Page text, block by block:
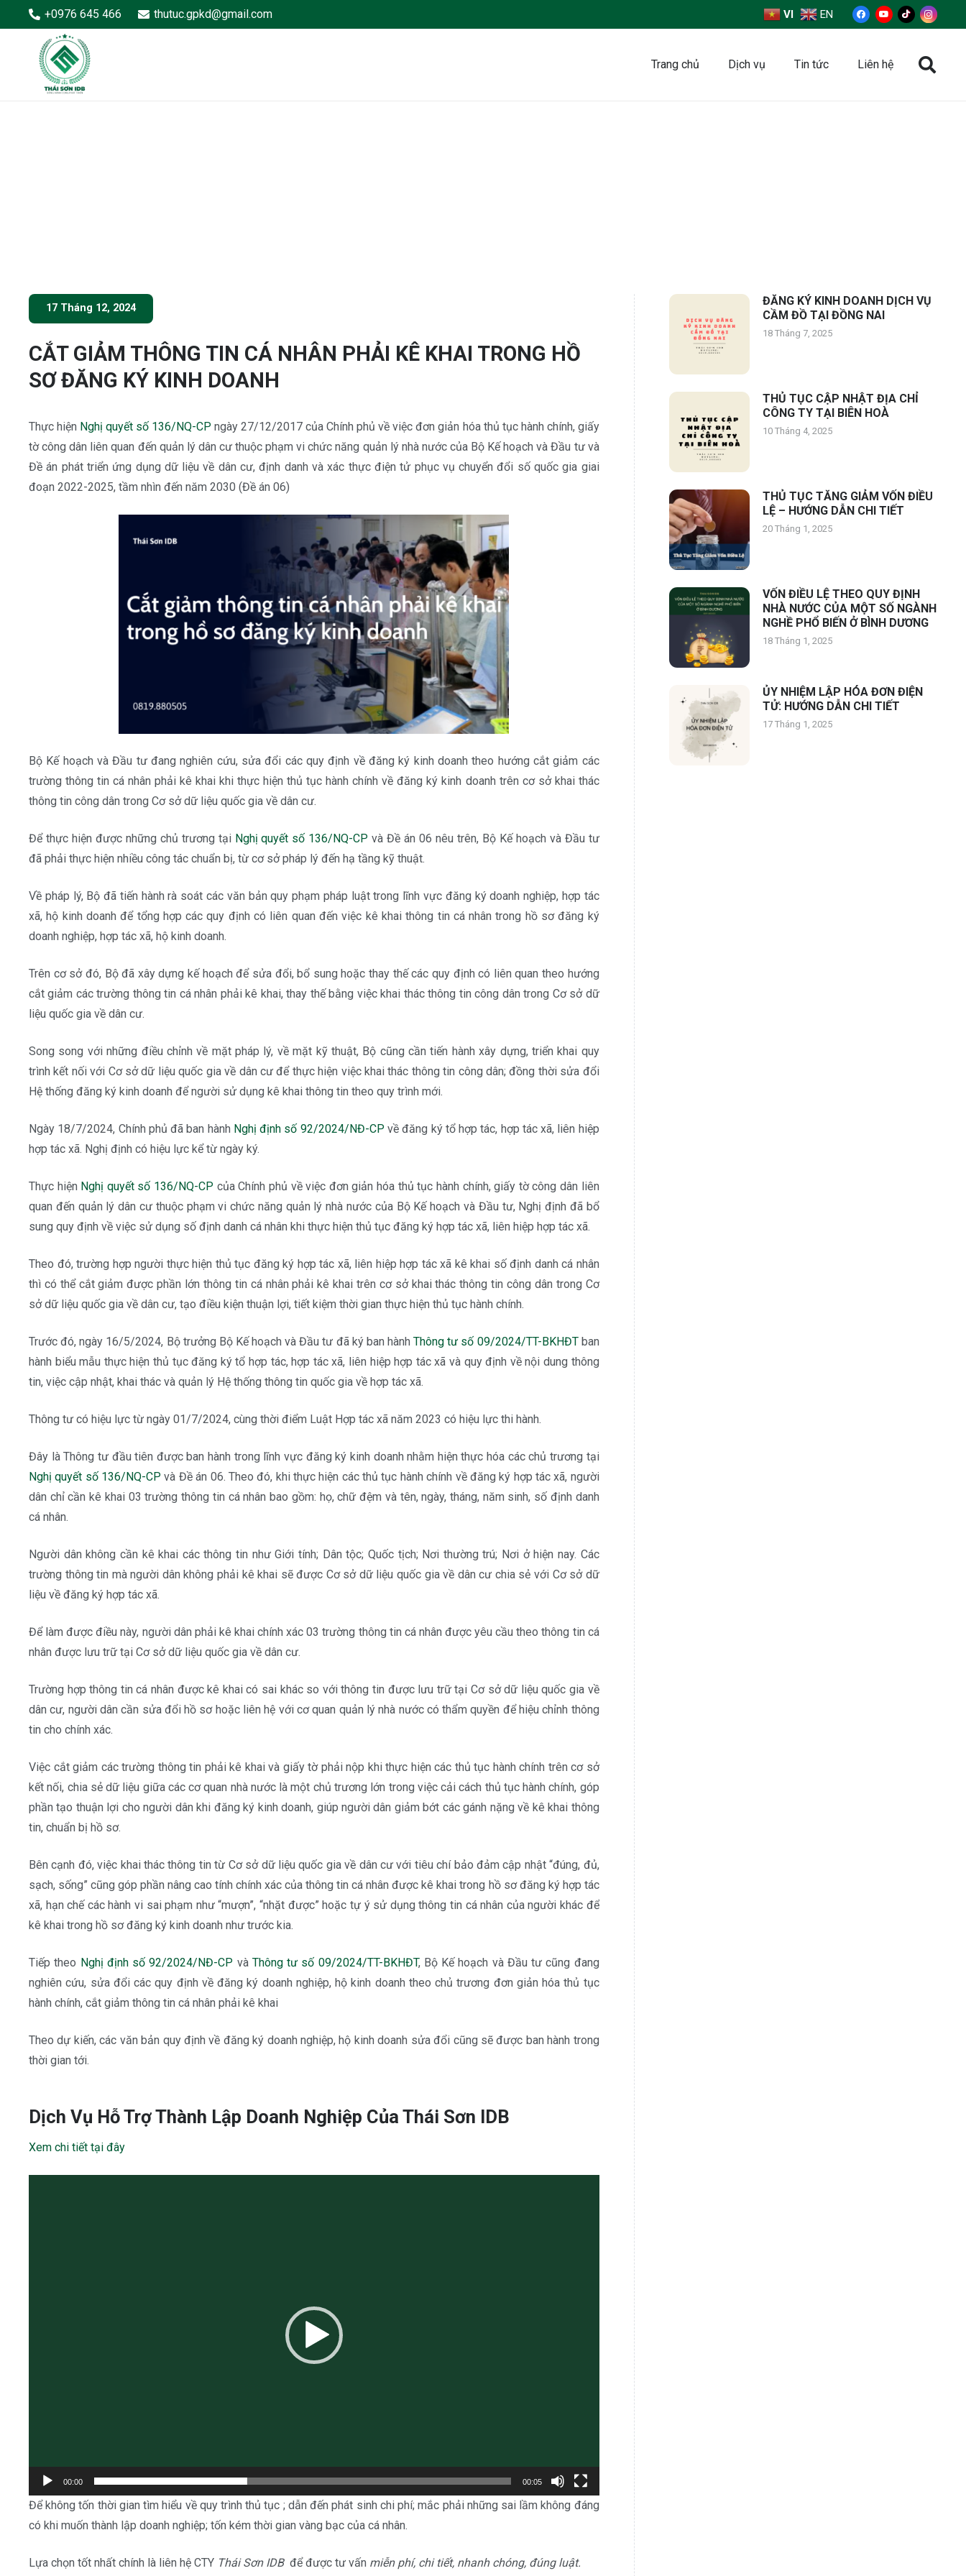
+0976 645 466 thutuc.gpkd@gmail.com VI EN
Trang chủ Dịch vụ Tin tức Liên hệ
17 Tháng 12, 2024
CẮT GIẢM THÔNG TIN CÁ NHÂN PHẢI KÊ KHAI TRONG HỒ
SƠ ĐĂNG KÝ KINH DOANH
Thực hiện Nghị quyết số 136/NQ-CP ngày 27/12/2017 của Chính phủ về việc đơn giản hóa thủ tục hành chính, giấy
tờ công dân liên quan đến quản lý dân cư thuộc phạm vi chức năng quản lý nhà nước của Bộ Kế hoạch và Đầu tư và
Đề án phát triển ứng dụng dữ liệu về dân cư, định danh và xác thực điện tử phục vụ chuyển đổi số quốc gia giai
đoạn 2022-2025, tầm nhìn đến năm 2030 (Đề án 06)
Bộ Kế hoạch và Đầu tư đang nghiên cứu, sửa đổi các quy định về đăng ký kinh doanh theo hướng cắt giảm các
trường thông tin cá nhân phải kê khai khi thực hiện thủ tục hành chính về đăng ký kinh doanh trên cơ sở khai thác
thông tin công dân trong Cơ sở dữ liệu quốc gia về dân cư.
Để thực hiện được những chủ trương tại Nghị quyết số 136/NQ-CP và Đề án 06 nêu trên, Bộ Kế hoạch và Đầu tư
đã phải thực hiện nhiều công tác chuẩn bị, từ cơ sở pháp lý đến hạ tầng kỹ thuật.
Về pháp lý, Bộ đã tiến hành rà soát các văn bản quy phạm pháp luật trong lĩnh vực đăng ký doanh nghiệp, hợp tác
xã, hộ kinh doanh để tổng hợp các quy định có liên quan đến việc kê khai thông tin cá nhân trong hồ sơ đăng ký
doanh nghiệp, hợp tác xã, hộ kinh doanh.
Trên cơ sở đó, Bộ đã xây dựng kế hoạch để sửa đổi, bổ sung hoặc thay thế các quy định có liên quan theo hướng
cắt giảm các trường thông tin cá nhân phải kê khai, thay thế bằng việc khai thác thông tin công dân trong Cơ sở dữ
liệu quốc gia về dân cư.
Song song với những điều chỉnh về mặt pháp lý, về mặt kỹ thuật, Bộ cũng cần tiến hành xây dựng, triển khai quy
trình kết nối với Cơ sở dữ liệu quốc gia về dân cư để thực hiện việc khai thác thông tin công dân; đồng thời sửa đổi
Hệ thống đăng ký kinh doanh để người sử dụng kê khai thông tin theo quy trình mới.
Ngày 18/7/2024, Chính phủ đã ban hành Nghị định số 92/2024/NĐ-CP về đăng ký tổ hợp tác, hợp tác xã, liên hiệp
hợp tác xã. Nghị định có hiệu lực kể từ ngày ký.
Thực hiện Nghị quyết số 136/NQ-CP của Chính phủ về việc đơn giản hóa thủ tục hành chính, giấy tờ công dân liên
quan đến quản lý dân cư thuộc phạm vi chức năng quản lý nhà nước của Bộ Kế hoạch và Đầu tư, Nghị định đã bổ
sung quy định về việc sử dụng số định danh cá nhân khi thực hiện thủ tục đăng ký hợp tác xã, liên hiệp hợp tác xã.
Theo đó, trường hợp người thực hiện thủ tục đăng ký hợp tác xã, liên hiệp hợp tác xã kê khai số định danh cá nhân
thì có thể cắt giảm được phần lớn thông tin cá nhân phải kê khai trên cơ sở khai thác thông tin công dân trong Cơ
sở dữ liệu quốc gia về dân cư, tạo điều kiện thuận lợi, tiết kiệm thời gian thực hiện thủ tục hành chính.
Trước đó, ngày 16/5/2024, Bộ trưởng Bộ Kế hoạch và Đầu tư đã ký ban hànhThông tư số 09/2024/TT-BKHĐTban
hành biểu mẫu thực hiện thủ tục đăng ký tổ hợp tác, hợp tác xã, liên hiệp hợp tác xã và quy định về nội dung thông
tin, việc cập nhật, khai thác và quản lý Hệ thống thông tin quốc gia về hợp tác xã.
Thông tư có hiệu lực từ ngày 01/7/2024, cùng thời điểm Luật Hợp tác xã năm 2023 có hiệu lực thi hành.
Đây là Thông tư đầu tiên được ban hành trong lĩnh vực đăng ký kinh doanh nhằm hiện thực hóa các chủ trương tại
Nghị quyết số 136/NQ-CP và Đề án 06. Theo đó, khi thực hiện các thủ tục hành chính về đăng ký hợp tác xã, người
dân chỉ cần kê khai 03 trường thông tin cá nhân bao gồm: họ, chữ đệm và tên, ngày, tháng, năm sinh, số định danh
cá nhân.
Người dân không cần kê khai các thông tin như Giới tính; Dân tộc; Quốc tịch; Nơi thường trú; Nơi ở hiện nay. Các
trường thông tin mà người dân không phải kê khai sẽ được Cơ sở dữ liệu quốc gia về dân cư chia sẻ với Cơ sở dữ
liệu về đăng ký hợp tác xã.
Để làm được điều này, người dân phải kê khai chính xác 03 trường thông tin cá nhân được yêu cầu theo thông tin cá
nhân được lưu trữ tại Cơ sở dữ liệu quốc gia về dân cư.
Trường hợp thông tin cá nhân được kê khai có sai khác so với thông tin được lưu trữ tại Cơ sở dữ liệu quốc gia về
dân cư, người dân cần sửa đổi hồ sơ hoặc liên hệ với cơ quan quản lý nhà nước có thẩm quyền để hiệu chỉnh thông
tin cho chính xác.
Việc cắt giảm các trường thông tin phải kê khai và giấy tờ phải nộp khi thực hiện các thủ tục hành chính trên cơ sở
kết nối, chia sẻ dữ liệu giữa các cơ quan nhà nước là một chủ trương lớn trong việc cải cách thủ tục hành chính, góp
phần tạo thuận lợi cho người dân khi đăng ký kinh doanh, giúp người dân giảm bớt các gánh nặng về kê khai thông
tin, chuẩn bị hồ sơ.
Bên cạnh đó, việc khai thác thông tin từ Cơ sở dữ liệu quốc gia về dân cư với tiêu chí bảo đảm cập nhật “đúng, đủ,
sạch, sống” cũng góp phần nâng cao tính chính xác của thông tin cá nhân được kê khai trong hồ sơ đăng ký hợp tác
xã, hạn chế các hành vi sai phạm như “mượn”, “nhặt được” hoặc tự ý sử dụng thông tin cá nhân của người khác để
kê khai trong hồ sơ đăng ký kinh doanh như trước kia.
Tiếp theo Nghị định số 92/2024/NĐ-CP và Thông tư số 09/2024/TT-BKHĐT, Bộ Kế hoạch và Đầu tư cũng đang
nghiên cứu, sửa đổi các quy định về đăng ký doanh nghiệp, hộ kinh doanh theo chủ trương đơn giản hóa thủ tục
hành chính, cắt giảm thông tin cá nhân phải kê khai
Theo dự kiến, các văn bản quy định về đăng ký doanh nghiệp, hộ kinh doanh sửa đổi cũng sẽ được ban hành trong
thời gian tới.
Dịch Vụ Hỗ Trợ Thành Lập Doanh Nghiệp Của Thái Sơn IDB
Xem chi tiết tại đây
00:00 00:05
Để không tốn thời gian tìm hiểu về quy trình thủ tục ; dẫn đến phát sinh chi phí; mắc phải những sai lầm không đáng
có khi muốn thành lập doanh nghiệp; tốn kém thời gian vàng bạc của cá nhân.
Lựa chọn tốt nhất chính là liên hệ CTY Thái Sơn IDBđể được tư vấn miễn phí, chi tiết, nhanh chóng, đúng luật.
ĐĂNG KÝ KINH DOANH DỊCH VỤ
CẦM ĐỒ TẠI ĐỒNG NAI
18 Tháng 7, 2025
THỦ TỤC CẬP NHẬT ĐỊA CHỈ
CÔNG TY TẠI BIÊN HOÀ
10 Tháng 4, 2025
THỦ TỤC TĂNG GIẢM VỐN ĐIỀU
LỆ – HƯỚNG DẪN CHI TIẾT
20 Tháng 1, 2025
VỐN ĐIỀU LỆ THEO QUY ĐỊNH
NHÀ NƯỚC CỦA MỘT SỐ NGÀNH
NGHỀ PHỔ BIẾN Ở BÌNH DƯƠNG
18 Tháng 1, 2025
ỦY NHIỆM LẬP HÓA ĐƠN ĐIỆN
TỬ: HƯỚNG DẪN CHI TIẾT
17 Tháng 1, 2025